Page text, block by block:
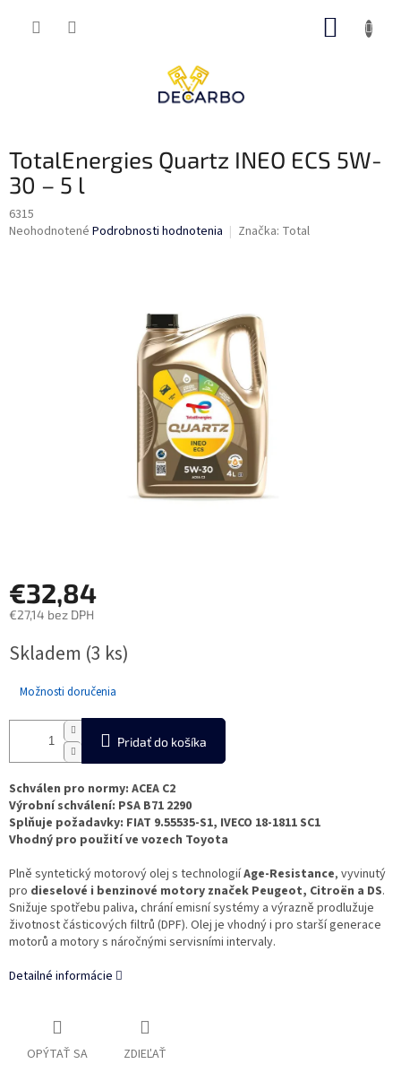
TotalEnergies Quartz INEO ECS 5W-
30 – 5 l
6315
Priemerné
Neohodnotené Podrobnosti hodnotenia Značka: Total
€32,84
€27,14 bez DPH
cena:
Skladem (3 ks)
Možnosti doručenia
Pridať do košíka
Schválen pro normy: ACEA C2
Výrobní schválení: PSA B71 2290
Splňuje požadavky: FIAT 9.55535-S1, IVECO 18-1811 SC1
Vhodný pro použití ve vozech Toyota
Plně syntetický motorový olej s technologiíAge-Resistance, vyvinutý
pro dieselové i benzinové motory značek Peugeot, Citroën a DS.
Snižuje spotřebu paliva, chrání emisní systémy a výrazně prodlužuje
životnost částicových filtrů (DPF). Olej je vhodný i pro starší generace
motorů a motory s náročnými servisními intervaly.
Detailné informácie
OPÝTAŤ SA ZDIEĽAŤ